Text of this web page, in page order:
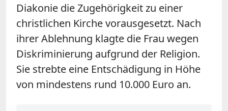
Diakonie die Zugehörigkeit zu einer
christlichen Kirche vorausgesetzt. Nach
ihrer Ablehnung klagte die Frau wegen
Diskriminierung aufgrund der Religion.
Sie strebte eine Entschädigung in Höhe
von mindestens rund 10.000 Euro an.